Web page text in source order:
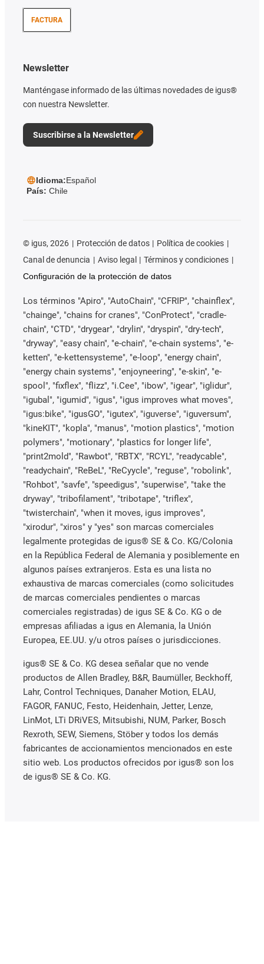
FACTURA
Newsletter
Manténgase informado de las últimas novedades de igus®
con nuestra Newsletter.
Suscribirse a la Newsletter
Idioma:Español
País: Chile
© igus, 2026 Protección de datos
Política de cookies
Canal de denuncia
Aviso legal
Términos y condiciones
Configuración de la protección de datos
Los términos "Apiro", "AutoChain", "CFRIP", "chainflex",
"chainge", "chains for cranes", "ConProtect", "cradle-
chain", "CTD", "drygear", "drylin", "dryspin", "dry-tech",
"dryway", "easy chain", "e-chain", "e-chain systems", "e-
ketten", "e-kettensysteme", "e-loop", "energy chain",
"energy chain systems", "enjoyneering", "e-skin", "e-
spool", "fixflex", "flizz", "i.Cee", "ibow", "igear", "iglidur",
"igubal", "igumid", "igus", "igus improves what moves",
"igus:bike", "igusGO", "igutex", "iguverse", "iguversum",
"kineKIT", "kopla", "manus", "motion plastics", "motion
polymers", "motionary", "plastics for longer life",
"print2mold", "Rawbot", "RBTX", "RCYL", "readycable",
"readychain", "ReBeL", "ReCyycle", "reguse", "robolink",
"Rohbot", "savfe", "speedigus", "superwise", "take the
dryway", "tribofilament", "tribotape", "triflex",
"twisterchain", "when it moves, igus improves",
"xirodur", "xiros" y "yes" son marcas comerciales
legalmente protegidas de igus® SE & Co. KG/Colonia
en la República Federal de Alemania y posiblemente en
algunos países extranjeros. Esta es una lista no
exhaustiva de marcas comerciales (como solicitudes
de marcas comerciales pendientes o marcas
comerciales registradas) de igus SE & Co. KG o de
empresas afiliadas a igus en Alemania, la Unión
Europea, EE.UU. y/u otros países o jurisdicciones.
igus® SE & Co. KG desea señalar que no vende
productos de Allen Bradley, B&R, Baumüller, Beckhoff,
Lahr, Control Techniques, Danaher Motion, ELAU,
FAGOR, FANUC, Festo, Heidenhain, Jetter, Lenze,
LinMot, LTi DRiVES, Mitsubishi, NUM, Parker, Bosch
Rexroth, SEW, Siemens, Stöber y todos los demás
fabricantes de accionamientos mencionados en este
sitio web. Los productos ofrecidos por igus® son los
de igus® SE & Co. KG.